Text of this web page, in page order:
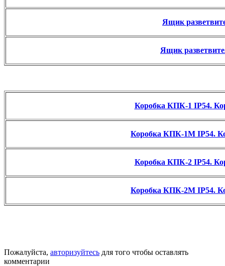
Ящик
Ящик
Коробка КПК-1 IP54.
Коробка КПК-1М IP54.
Коробка КПК-2 IP54.
Коробка КПК-2М IP54.
Пожалуйста, авторизуйтесь для того чтобы оставлять
комментарии